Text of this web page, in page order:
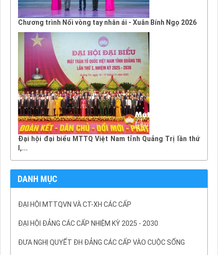
Chương trình Nối vòng tay nhân ái - Xuân Bính Ngọ 2026
Đại hội đại biểu MTTQ Việt Nam tỉnh Quảng Trị lần thứ
I,...
DANH MỤC
ĐẠI HỘI MTTQVN VÀ CT-XH CÁC CẤP
ĐẠI HỘI ĐẢNG CÁC CẤP NHIỆM KỲ 2025 - 2030
ĐƯA NGHỊ QUYẾT ĐH ĐẢNG CÁC CẤP VÀO CUỘC SỐNG